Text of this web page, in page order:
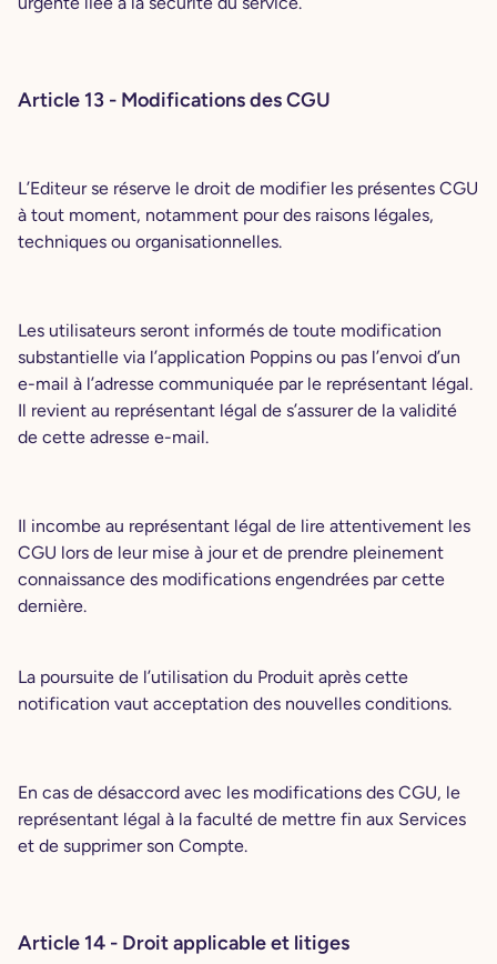
Article 13 - Modifications des CGU
L’Editeur se réserve le droit de modifier les présentes CGU
à tout moment, notamment pour des raisons légales,
techniques ou organisationnelles.
Les utilisateurs seront informés de toute modification
substantielle via l’application Poppins ou pas l’envoi d’un
e-mail à l’adresse communiquée par le représentant légal.
Il revient au représentant légal de s’assurer de la validité
de cette adresse e-mail.
Il incombe au représentant légal de lire attentivement les
CGU lors de leur mise à jour et de prendre pleinement
connaissance des modifications engendrées par cette
dernière.
La poursuite de l’utilisation du Produit après cette
notification vaut acceptation des nouvelles conditions.
En cas de désaccord avec les modifications des CGU, le
représentant légal à la faculté de mettre fin aux Services
et de supprimer son Compte.
Article 14 - Droit applicable et litiges